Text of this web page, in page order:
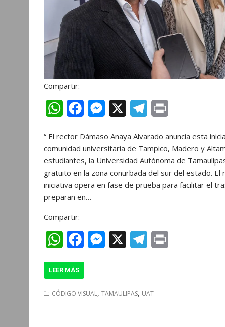
Compartir:
W
a
t
s
A
c
e
b
o
s
s
e
l
e
g
i
n
t
“ El rector Dámaso Anaya Alvarado anuncia esta
comunidad universitaria de Tampico, Madero y
estudiantes, la Universidad Autónoma de
gratuito en la zona conurbada del sur del estado.
iniciativa opera en fase de prueba para facilitar el
preparan en…
Compartir:
W
a
t
s
e
b
s
e
e
g
t
LEER MÁS
CÓDIGO VISUAL, TAMAULIPAS, UAT